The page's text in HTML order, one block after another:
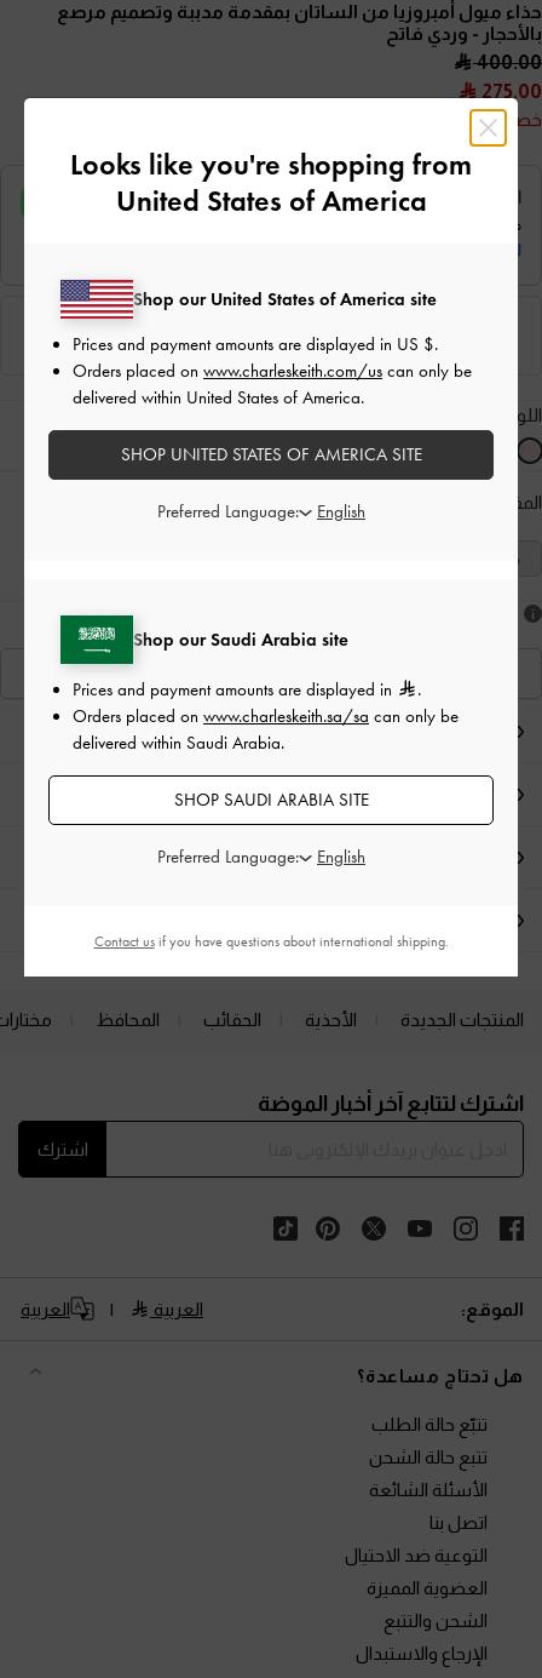
حذاء ميول أمبروزيا من الساتان بمقدمة مدببة وتصميم مرصع
بالأحجار - وردي فاتح
400.00
275.00
خصم 31%
اللون:
المقاس: دليل المقاسات
35
ملاحظات المحرر
العروض الحصرية
المنتجات الجديدة الأحذية الحقائب المحافظ
اشترك لتتابع آخر أخبار الموضة
اشترك
الموقع: العربية العربية
هل تحتاج مساعدة؟
تتبّع حالة الطلب
تتبع حالة الشحن
الأسئلة الشائعة
اتصل بنا
التوعية ضد الاحتيال
العضوية المميزة
الشحن والتتبع
الإرجاع والاستبدال
Looks like you're shopping from
United States of America
Shop our Saudi Arabia site
Prices and payment amounts are displayed in
.
Orders placed on www.charleskeith.sa/sa can only be
delivered within Saudi Arabia.
SHOP SAUDI ARABIA SITE
Preferred Language:
Shop our United States of America site
Prices and payment amounts are displayed in US $.
Orders placed on www.charleskeith.com/us can only be
delivered within United States of America.
SHOP UNITED STATES OF AMERICA SITE
Preferred Language:
Contact usif you have questions about international shipping.